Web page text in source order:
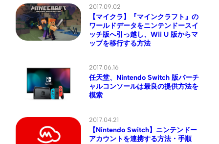
2017.09.02
【マイクラ】『マインクラフト』の
ワールドデータをニンテンドースイ
ッチ版へ引っ越し、Wii U 版からマ
ップを移行する方法
2017.06.16
任天堂、Nintendo Switch 版バーチ
ャルコンソールは最良の提供方法を
模索
2017.04.21
【Nintendo Switch】ニンテンドー
アカウントを連携する方法・手順